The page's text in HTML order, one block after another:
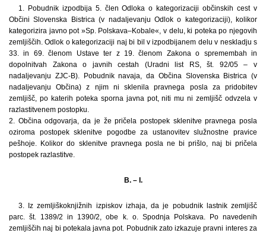
1. Pobudnik izpodbija 5. člen Odloka o kategorizaciji občinskih cest v
Občini Slovenska Bistrica (v nadaljevanju Odlok o kategorizaciji), kolikor
kategorizira javno pot »Sp. Polskava–Kobale«, v delu, ki poteka po njegovih
zemljiščih. Odlok o kategorizaciji naj bi bil v izpodbijanem delu v neskladju s
33. in 69. členom Ustave ter z 19. členom Zakona o spremembah in
dopolnitvah Zakona o javnih cestah (Uradni list RS, št. 92/05 – v
nadaljevanju ZJC-B). Pobudnik navaja, da Občina Slovenska Bistrica (v
nadaljevanju Občina) z njim ni sklenila pravnega posla za pridobitev
zemljišč, po katerih poteka sporna javna pot, niti mu ni zemljišč odvzela v
razlastitvenem postopku.
2. Občina odgovarja, da je že pričela postopek sklenitve pravnega posla
oziroma postopek sklenitve pogodbe za ustanovitev služnostne pravice
pešhoje. Kolikor do sklenitve pravnega posla ne bi prišlo, naj bi pričela
postopek razlastitve.
B. – I.
3. Iz zemljiškoknjižnih izpiskov izhaja, da je pobudnik lastnik zemljišč
parc. št. 1389/2 in 1390/2, obe k. o. Spodnja Polskava. Po navedenih
zemljiščih naj bi potekala javna pot. Pobudnik zato izkazuje pravni interes za